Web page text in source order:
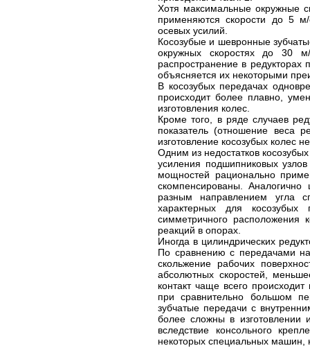
Хотя максимальные окружные
применяются скорости до 5 м/
осевых усилий.
Косозубые и шевронные
окружных скоростях до 30
распространение в
объясняется их некоторыми
В косозубых передачах
происходит более плавно,
изготовления колес.
Кроме того, в ряде случаев
показатель (отношение веса
изготовление косозубых колес
Одним из недостатков
усиления подшипниковых
мощностей рационально
скомпенсированы.
разным направлением угла
характерных для
симметричного расположения
реакций в опорах.
Иногда в цилиндрических
По сравнению с передачами
скольжение рабочих
абсолютных скоростей,
контакт чаще всего
при сравнительно большом
зубчатые передачи с
более сложны в изготовлении
вследствие консольного
некоторых специальных машин,